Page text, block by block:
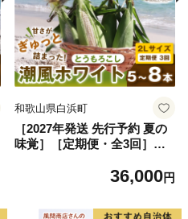
和歌山県白浜町
［2027年発送 先行予約 夏の
味覚］［定期便・全3回］潮
1セット とうもろこし トウモ
36,000円